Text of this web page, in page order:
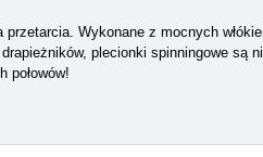
Wykonane z mocnych
plecionki spinningowe są
połowów!